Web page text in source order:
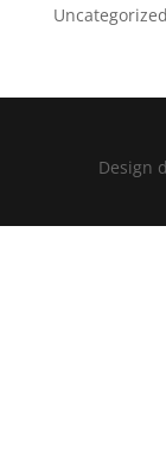
Uncategorized
Design